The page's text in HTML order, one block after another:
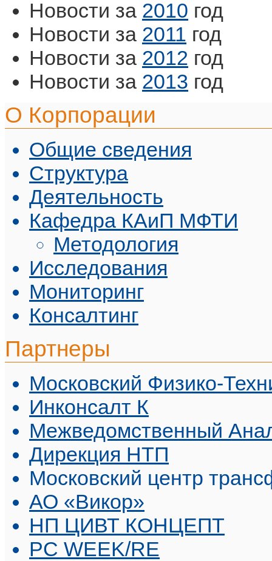
Новости за 2010 год
Новости за 2011 год
Новости за 2012 год
Новости за 2013 год
О Корпорации
Общие сведения
Структура
Деятельность
Кафедра КАиП МФТИ
Методология
Исследования
Мониторинг
Консалтинг
Партнеры
Московский Физико-
Инконсалт К
Межведомственный
Дирекция НТП
Московский центр
АО «Викор»
НП ЦИВТ КОНЦЕПТ
PC WEEK/RE